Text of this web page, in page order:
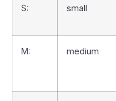
S: small
M: medium